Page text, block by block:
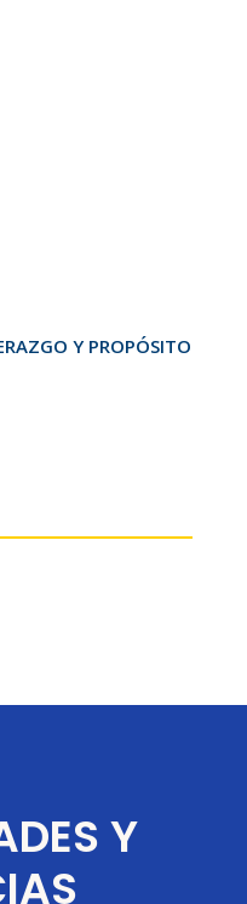
Y PROPÓSITO
Y